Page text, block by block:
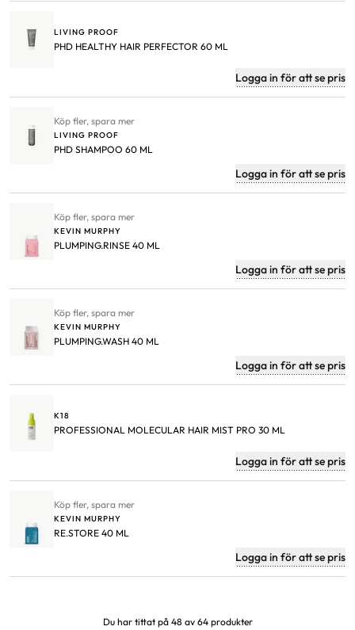
LIVING PROOF
PHD HEALTHY HAIR PERFECTOR 60 ML
Logga in för att se pris
Köp fler, spara mer
LIVING PROOF
PHD SHAMPOO 60 ML
Logga in för att se pris
Köp fler, spara mer
KEVIN MURPHY
PLUMPING.RINSE 40 ML
Logga in för att se pris
Köp fler, spara mer
KEVIN MURPHY
PLUMPING.WASH 40 ML
Logga in för att se pris
K18
PROFESSIONAL MOLECULAR HAIR MIST PRO 30 ML
Logga in för att se pris
Köp fler, spara mer
KEVIN MURPHY
RE.STORE 40 ML
Logga in för att se pris
Du har tittat på 48 av 64 produkter